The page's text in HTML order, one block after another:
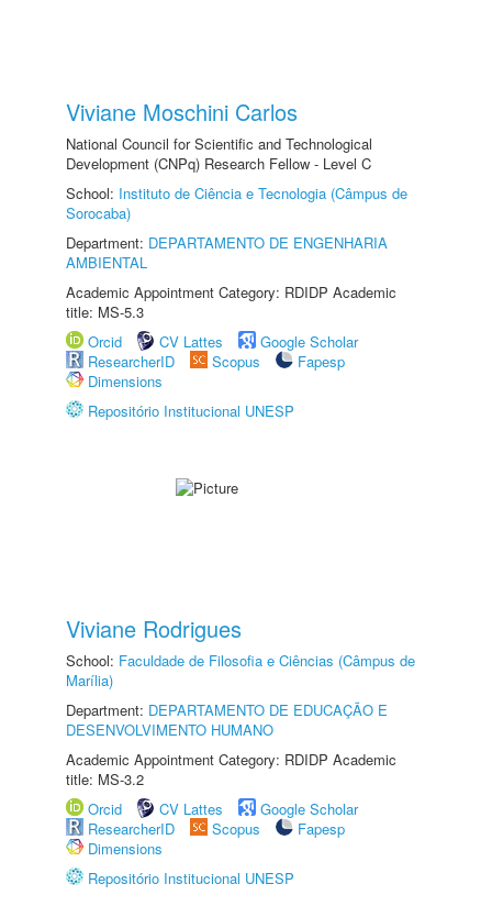
Viviane Moschini Carlos
National Council for Scientific and Technological
Development (CNPq) Research Fellow - Level C
School: Instituto de Ciência e Tecnologia (Câmpus de
Sorocaba)
Department: DEPARTAMENTO DE ENGENHARIA
AMBIENTAL
Academic Appointment Category: RDIDP Academic
title: MS-5.3
Orcid
CV Lattes
Google Scholar
ResearcherID
Scopus
Fapesp
Dimensions
Repositório Institucional UNESP
Viviane Rodrigues
School: Faculdade de Filosofia e Ciências (Câmpus de
Marília)
Department: DEPARTAMENTO DE EDUCAÇÃO E
DESENVOLVIMENTO HUMANO
Academic Appointment Category: RDIDP Academic
title: MS-3.2
Orcid
CV Lattes
Google Scholar
ResearcherID
Scopus
Fapesp
Dimensions
Repositório Institucional UNESP